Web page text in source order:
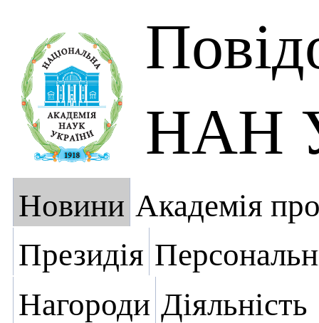
НАН
Новини Академія
Президія
Нагороди Діяльність